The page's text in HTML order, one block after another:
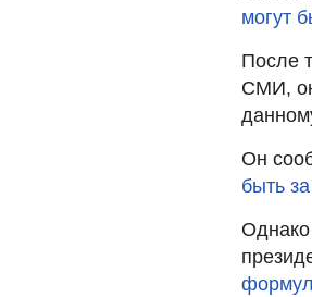
могут
После
СМИ,
Он
быть
Однако